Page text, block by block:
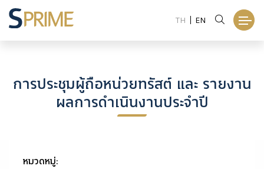
TH EN
การประชุมผู้ถือหน่วยทรัสต์ และ รายงาน
ผลการดำเนินงานประจำปี
หมวดหมู่: